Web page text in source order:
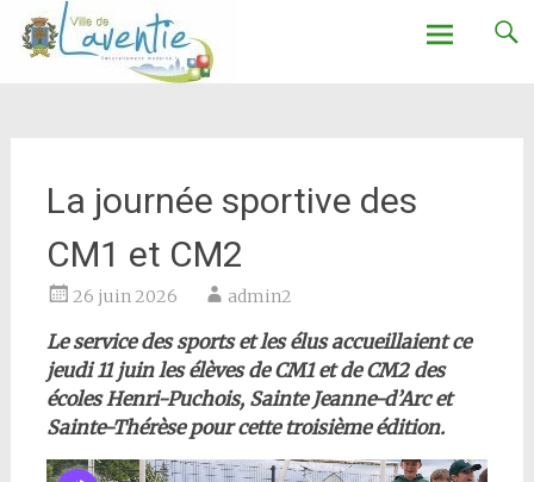
Ville de Laventie
La journée sportive des
CM1 et CM2
26 juin 2026 admin2
Le service des sports et les élus accueillaient ce
jeudi 11 juin les élèves de CM1 et de CM2 des
écoles Henri-Puchois, Sainte Jeanne-d’Arc et
Sainte-Thérèse pour cette troisième édition.